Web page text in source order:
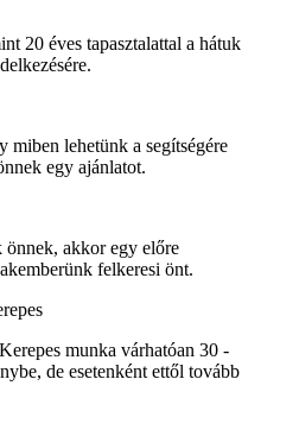
20 éves tapasztalattal a hátuk
lehetünk a segítségére
egy ajánlatot.
önnek, akkor egy előre
felkeresi önt.
munka várhatóan 30 -
de esetenként ettől tovább